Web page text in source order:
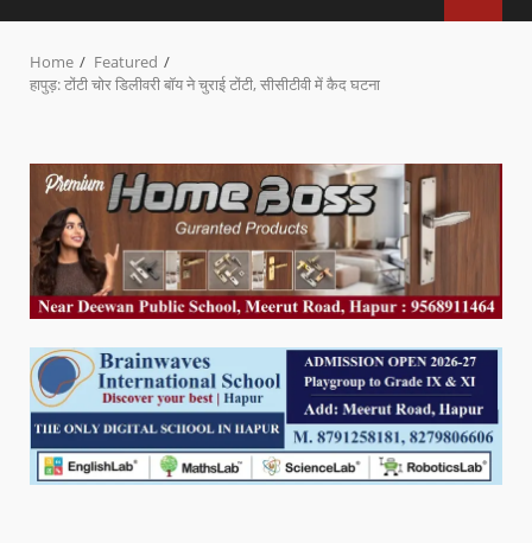
Home
Featured
हापुड़: टोंटी चोर डिलीवरी बॉय ने चुराई टोंटी, सीसीटीवी में कैद घटना